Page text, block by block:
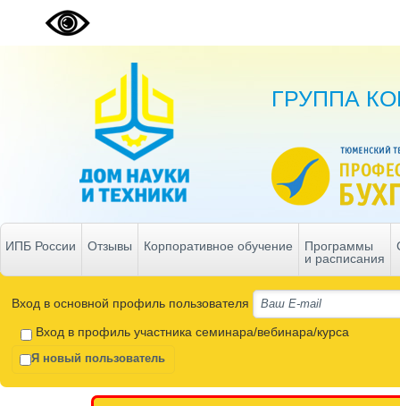
ГРУППА
ИПБ России Отзывы Корпоративное обучение
Программы
и расписания
Вход в основной профиль пользователя
Вход в профиль участника семинара/вебинара/курса
Я новый пользователь